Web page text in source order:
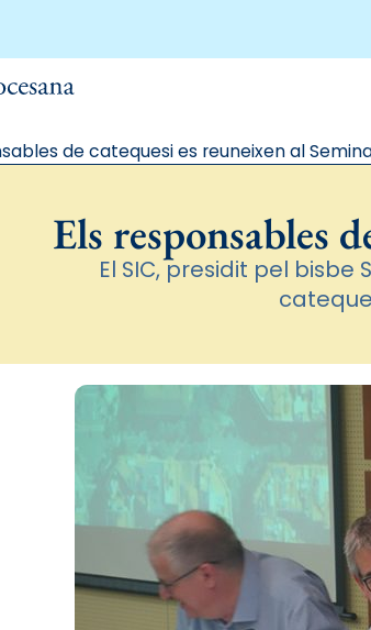
de catequesi es reuneixen al
Els responsables
El SIC, presidit pel